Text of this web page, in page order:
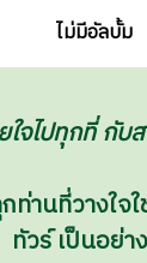
ไม่มีอัลบั้ม
ใจไปทุกที่ กั
านที่วางใจ
ทัวร์ เป็นอย่า